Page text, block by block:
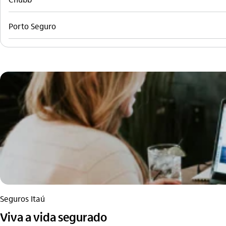
Porto Seguro
Seguros Itaú
Viva a vida segurado